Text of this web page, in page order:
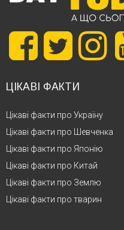
ЦІКАВІ ФАКТИ
Цікаві факти про Україну
Цікаві факти про Шевченка
Цікаві факти про Японію
Цікаві факти про Китай
Цікаві факти про Землю
Цікаві факти про тварин